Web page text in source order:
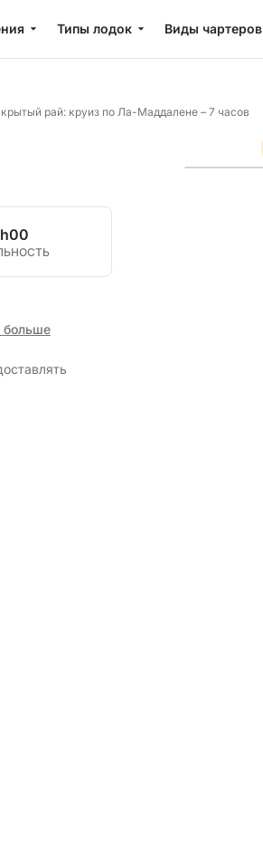
Типы лодок Виды чартеров
рай: круиз по Ла-Маддалене – 7 часов
больше